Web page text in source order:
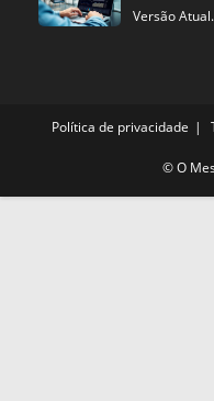
Versão
Política de privacidade
©O